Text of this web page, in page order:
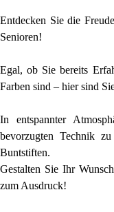
Entdecken Sie die
Senioren!
Egal, ob Sie bereits
Farben sind – hier sind
In entspannter
bevorzugten Technik
Buntstiften.
Gestalten Sie Ihr
zum Ausdruck!